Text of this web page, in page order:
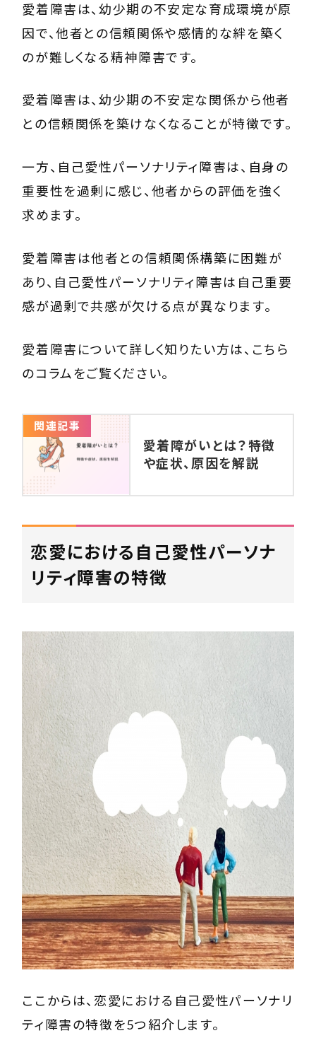
愛着障害は、幼少期の不安定な育成環境が原
因で、他者との信頼関係や感情的な絆を築く
のが難しくなる精神障害です。
愛着障害は、幼少期の不安定な関係から他者
との信頼関係を築けなくなることが特徴です。
一方、自己愛性パーソナリティ障害は、自身の
重要性を過剰に感じ、他者からの評価を強く
求めます。
愛着障害は他者との信頼関係構築に困難が
あり、自己愛性パーソナリティ障害は自己重要
感が過剰で共感が欠ける点が異なります。
愛着障害について詳しく知りたい方は、こちら
のコラムをご覧ください。
関連記事
愛着障がいとは？特徴
や症状、原因を解説
恋愛における自己愛性パーソナ
リティ障害の特徴
ここからは、恋愛における自己愛性パーソナリ
ティ障害の特徴を5つ紹介します。